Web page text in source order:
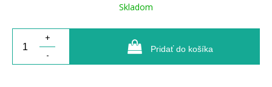
Skladom
+
-
Pridať do košíka